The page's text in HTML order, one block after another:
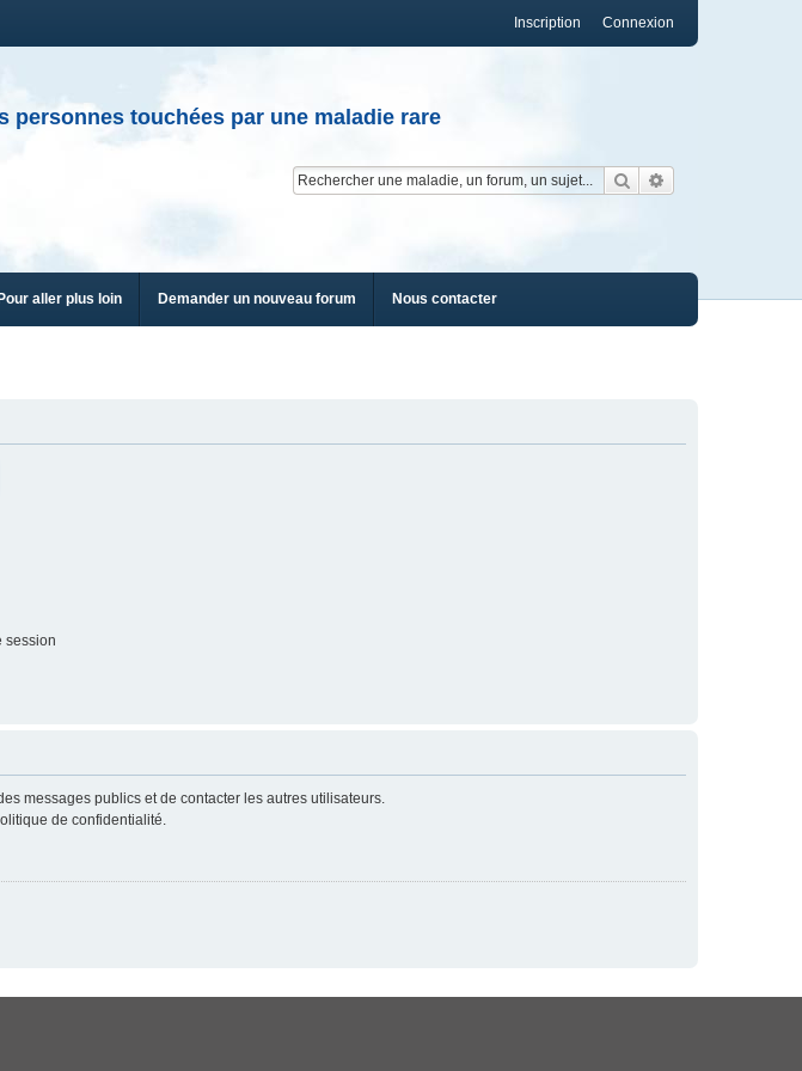
Connexion
Inscription
personnes touchées par une maladie rare
Rechercher
Pour aller plus loin Demander un nouveau forum Nous contacter
session
messages publics et de contacter les autres utilisateurs.
de confidentialité.